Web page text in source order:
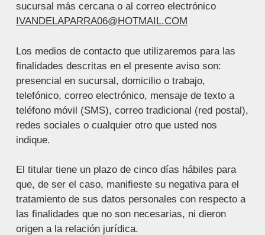
sucursal más cercana o al correo electrónico
IVANDELAPARRA06@HOTMAIL.COM
Los medios de contacto que utilizaremos para las
finalidades descritas en el presente aviso son:
presencial en sucursal, domicilio o trabajo,
telefónico, correo electrónico, mensaje de texto a
teléfono móvil (SMS), correo tradicional (red postal),
redes sociales o cualquier otro que usted nos
indique.
El titular tiene un plazo de cinco días hábiles para
que, de ser el caso, manifieste su negativa para el
tratamiento de sus datos personales con respecto a
las finalidades que no son necesarias, ni dieron
origen a la relación jurídica.